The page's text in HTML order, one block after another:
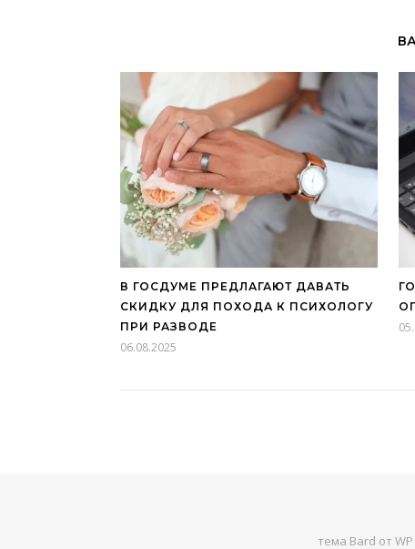
В ГОСДУМЕ ПРЕДЛАГАЮТ ДАВАТЬ
СКИДКУ ДЛЯ ПОХОДА К ПСИХОЛОГУ
ПРИ РАЗВОДЕ
06.08.2025
тема Bard от